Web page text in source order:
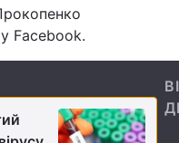
Facebook.